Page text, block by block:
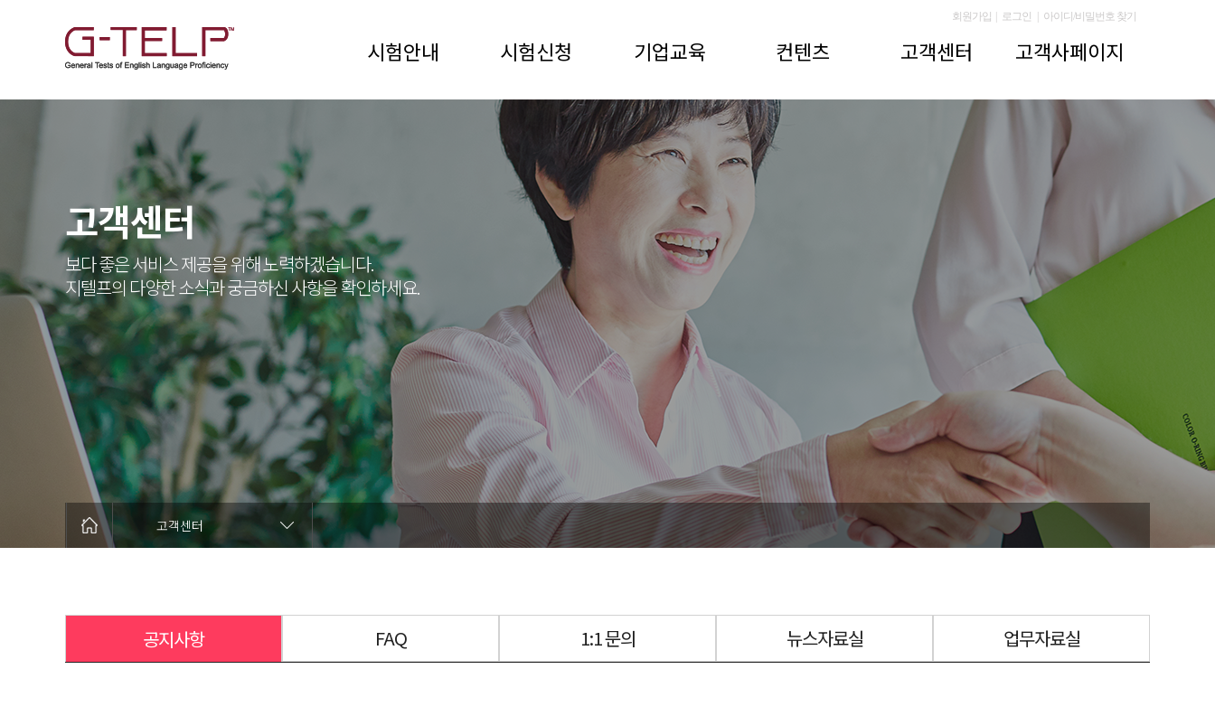
회원가입 로그인 아이디/비밀번호 찾기
시험안내 시험신청 기업교육 컨텐츠 고객센터 고객사페이지
고객센터
보다 좋은 서비스 제공을 위해 노력하겠습니다.
지텔프의 다양한 소식과 궁금하신 사항을 확인하세요.
고객센터
공지사항 FAQ 1:1 문의 뉴스자료실 업무자료실